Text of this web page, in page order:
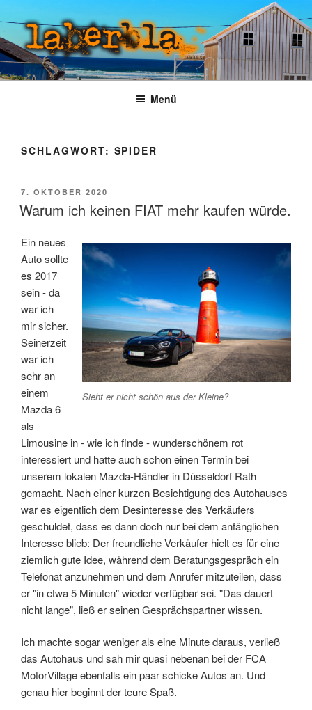
Inhalt
springen
LABERBLA
laber mal
Menü
SCHLAGWORT: SPIDER
VERÖFFENTLICHT
AM
7. OKTOBER 2020
Warum ich keinen FIAT mehr kaufen würde.
Sieht er nicht schön aus der Kleine?
Ein neues
Auto sollte
es 2017
sein - da
war ich
mir sicher.
Seinerzeit
war ich
sehr an
einem
Mazda 6
als
Limousine in - wie ich finde - wunderschönem rot
interessiert und hatte auch schon einen Termin bei
unserem lokalen Mazda-Händler in Düsseldorf Rath
gemacht. Nach einer kurzen Besichtigung des Autohauses
war es eigentlich dem Desinteresse des Verkäufers
geschuldet, dass es dann doch nur bei dem anfänglichen
Interesse blieb: Der freundliche Verkäufer hielt es für eine
ziemlich gute Idee, während dem Beratungsgespräch ein
Telefonat anzunehmen und dem Anrufer mitzuteilen, dass
er "in etwa 5 Minuten" wieder verfügbar sei. "Das dauert
nicht lange", ließ er seinen Gesprächspartner wissen.
Ich machte sogar weniger als eine Minute daraus, verließ
das Autohaus und sah mir quasi nebenan bei der FCA
MotorVillage ebenfalls ein paar schicke Autos an. Und
genau hier beginnt der teure Spaß.